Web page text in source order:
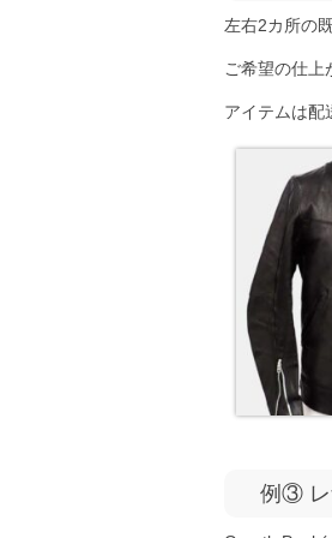
左右2カ所の
ご希望の仕上
アイテムは配
例③ レ